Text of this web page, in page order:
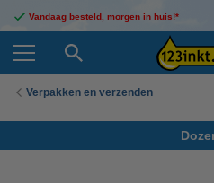
Vandaag besteld, morgen in huis!*
Verpakken en verzenden